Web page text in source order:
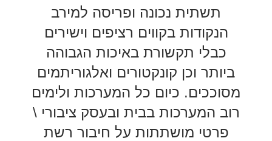
תשתית נכונה ופריסה למירב
הנקודות בקווים רציפים וישירים
כבלי תקשורת באיכות הגבוהה
ביותר וכן קונקטורים ואלגוריתמים
מסוככים. כיום כל המערכות ולימים
רוב המערכות בבית ובעסק ציבורי \
פרטי מושתתות על חיבור רשת